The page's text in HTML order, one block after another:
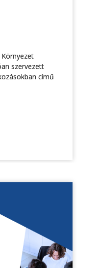
szervezett
című